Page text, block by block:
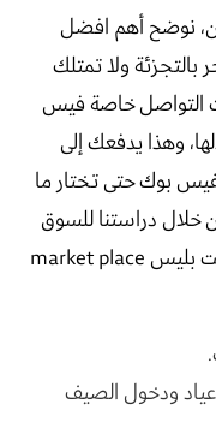
نوضح أهم افضل
ولا تمتلك
التواصل خاصة فيس
وهذا يدفعك إلى
بوك حتى تختار ما
خلال دراستنا للسوق
لاحظنا انتشار هذه المنتجات على الماركت بليس market place
ودخول الصيف